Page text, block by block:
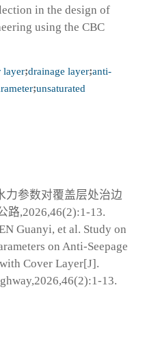
in the design of
using the CBC
layer;drainage layer;anti-
;unsaturated
力参数对覆盖层处治边
路,2026,46(2):1-13.
Guanyi, et al. Study on
on Anti-Seepage
Cover Layer[J].
13.